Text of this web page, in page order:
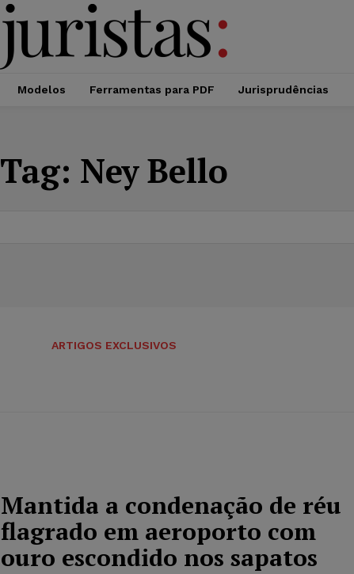
Modelos Ferramentas para PDF Jurisprudências
Tag: Ney Bello
ARTIGOS EXCLUSIVOS
Mantida a condenação de réu
flagrado em aeroporto com
ouro escondido nos sapatos